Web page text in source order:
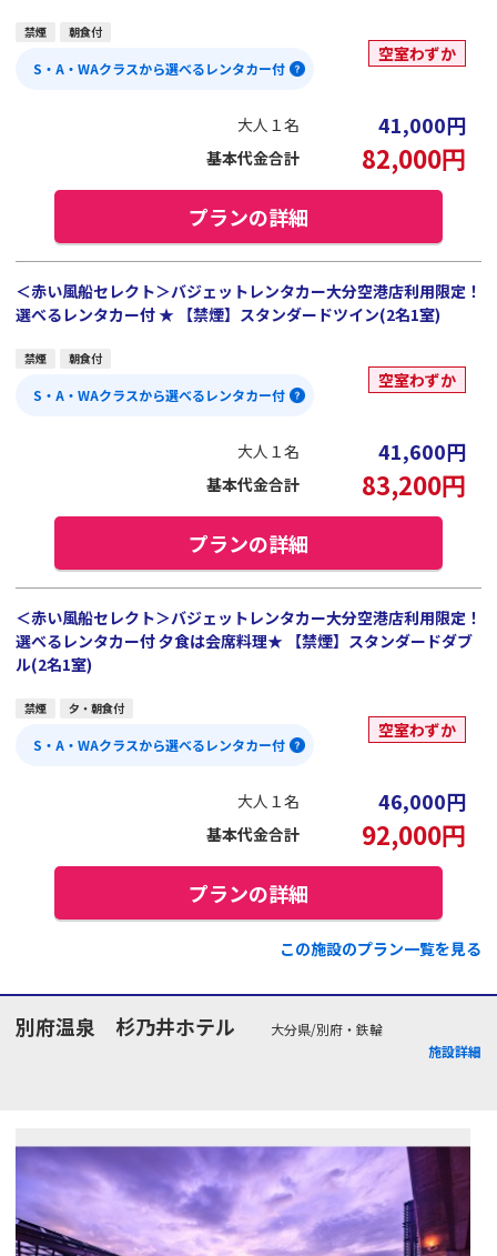
禁煙 朝食付
S・A・WAクラスから選べるレンタカー付
空室わずか
大人１名 41,000円
基本代金合計 82,000円
プランの詳細
＜赤い風船セレクト＞バジェットレンタカー大分空港店利用限定！
選べるレンタカー付 ★ 【禁煙】スタンダードツイン(2名1室)
禁煙 朝食付
S・A・WAクラスから選べるレンタカー付
空室わずか
大人１名 41,600円
基本代金合計 83,200円
プランの詳細
＜赤い風船セレクト＞バジェットレンタカー大分空港店利用限定！
選べるレンタカー付 夕食は会席料理★ 【禁煙】スタンダードダブ
ル(2名1室)
禁煙 夕・朝食付
S・A・WAクラスから選べるレンタカー付
空室わずか
大人１名 46,000円
基本代金合計 92,000円
プランの詳細
この施設のプラン一覧を見る
別府温泉 杉乃井ホテル
大分県/別府・鉄輪
施設詳細